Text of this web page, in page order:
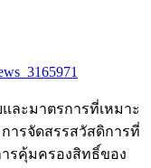
ละมาตรการที่เหมาะ
ารจัดสรรสวัสดิการที่
รคุ้มครองสิทธิ์ของ